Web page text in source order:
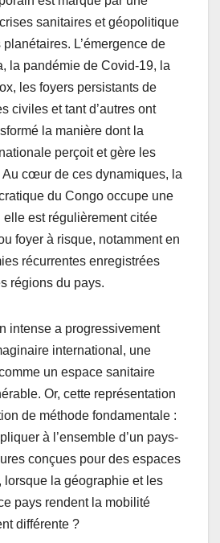
A
p
p
er
sanitaires et géopolitique
L’émergence de
la pandémie de Covid-19, la
les foyers persistants de
civiles et tant d’autres ont
la manière dont la
perçoit et gère les
Au cœur de ces dynamiques, la
du Congo occupe une
est régulièrement citée
foyer à risque, notamment en
récurrentes enregistrées
régions du pays.
intense a progressivement
international, une
un espace sanitaire
Or, cette représentation
de méthode fondamentale :
à l’ensemble d’un pays-
conçues pour des espaces
lorsque la géographie et les
pays rendent la mobilité
différente ?